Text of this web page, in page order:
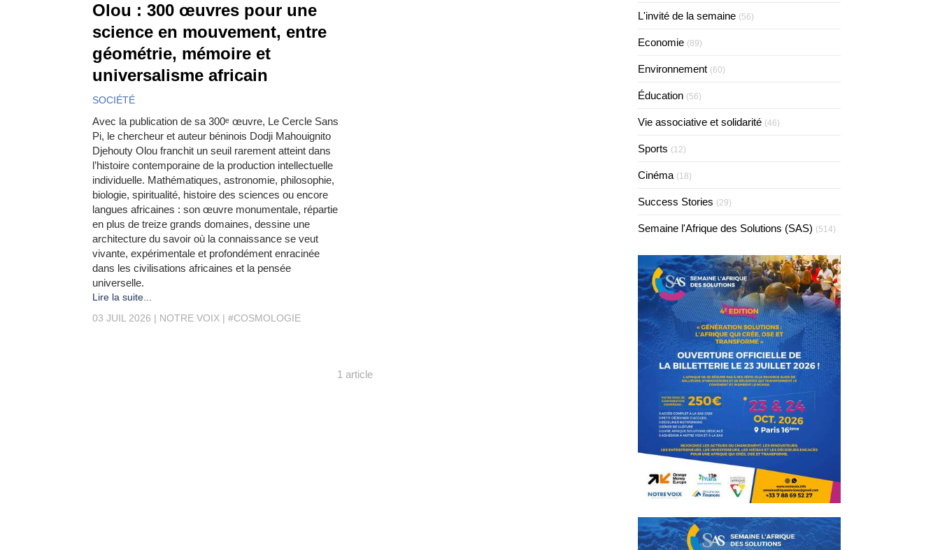
Olou : 300 œuvres pour une
science en mouvement, entre
géométrie, mémoire et
universalisme africain
SOCIÉTÉ
Avec la publication de sa 300ᵉ œuvre, Le Cercle Sans
Pi, le chercheur et auteur béninois Dodji Mahouignito
Djehouty Olou franchit un seuil rarement atteint dans
l’histoire contemporaine de la production intellectuelle
individuelle. Mathématiques, astronomie, philosophie,
biologie, spiritualité, histoire des sciences ou encore
langues africaines : son œuvre monumentale, répartie
en plus de treize grands domaines, dessine une
architecture du savoir où la connaissance se veut
vivante, expérimentale et profondément enracinée
dans les civilisations africaines et la pensée
universelle.
Lire la suite...
03 JUIL 2026
NOTRE VOIX #COSMOLOGIE
1 article
L'invité de la semaine (56)
Economie (89)
Environnement (60)
Éducation (56)
Vie associative et solidarité (46)
Sports (12)
Cinéma (18)
Success Stories (29)
Semaine l'Afrique des Solutions (SAS) (514)